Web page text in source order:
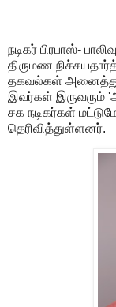
நடிகர் பிரபாஸ்-
திருமண
தகவல்கள்
இவர்கள் இருவரும்
சக நடிகர்கள்
தெரிவித்துள்ளனர்.